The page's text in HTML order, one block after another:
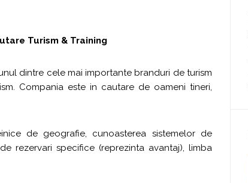
Turism & Training
dintre cele mai importante branduri de turism
Compania este in cautare de oameni tineri,
de geografie, cunoasterea sistemelor de
rezervari specifice (reprezinta avantaj), limba